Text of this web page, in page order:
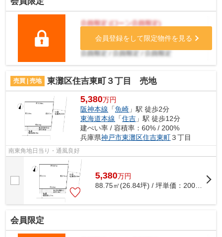
会員登録をして限定物件を見る
売買 | 売地 東灘区住吉東町３丁目 売地
5,380万円
阪神本線 「魚崎 」駅 徒歩2分
東海道本線 「住吉 」駅 徒歩12分
建ぺい率 / 容積率：60% / 200%
兵庫県神戸市東灘区住吉東町３丁目
南東角地日当り・通風良好
5,380万円
88.75㎡(26.84坪) / 坪単価： 200.45 万円
会員限定